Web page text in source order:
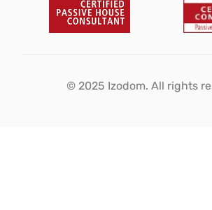
© 2025 Izodom. All rights